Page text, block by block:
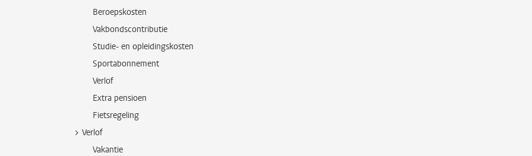
Beroepskosten
Vakbondscontributie
Studie- en opleidingskosten
Sportabonnement
Verlof
Extra pensioen
Fietsregeling
Verlof
Vakantie